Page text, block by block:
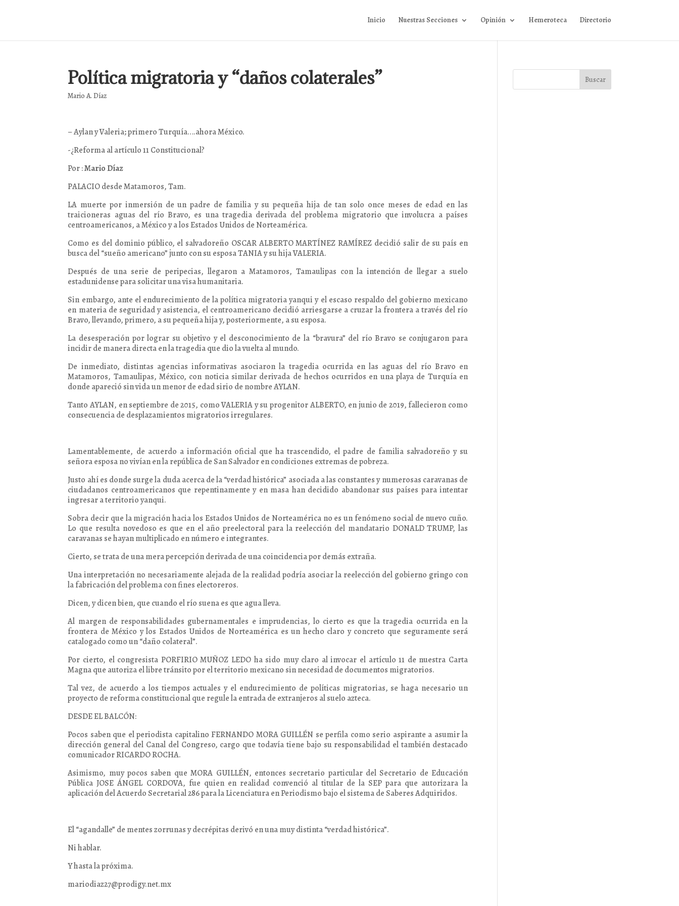
Inicio Nuestras Secciones Opinión Hemeroteca Directorio
Política migratoria y “daños colaterales”
Mario A. Díaz
– Aylan y Valeria; primero Turquía….ahora México.
-¿Reforma al artículo 11 Constitucional?
Por :Mario Díaz
PALACIO desde Matamoros, Tam.
LA muerte por inmersión de un padre de familia y su pequeña hija de tan solo once meses de edad en las
traicioneras aguas del río Bravo, es una tragedia derivada del problema migratorio que involucra a países
centroamericanos, a México y a los Estados Unidos de Norteamérica.
Como es del dominio público, el salvadoreño OSCAR ALBERTO MARTÍNEZ RAMÍREZ decidió salir de su país en
busca del “sueño americano” junto con su esposa TANIA y su hija VALERIA.
Después de una serie de peripecias, llegaron a Matamoros, Tamaulipas con la intención de llegar a suelo
estadunidense para solicitar una visa humanitaria.
Sin embargo, ante el endurecimiento de la política migratoria yanqui y el escaso respaldo del gobierno mexicano
en materia de seguridad y asistencia, el centroamericano decidió arriesgarse a cruzar la frontera a través del río
Bravo, llevando, primero, a su pequeña hija y, posteriormente, a su esposa.
La desesperación por lograr su objetivo y el desconocimiento de la “bravura” del río Bravo se conjugaron para
incidir de manera directa en la tragedia que dio la vuelta al mundo.
De inmediato, distintas agencias informativas asociaron la tragedia ocurrida en las aguas del río Bravo en
Matamoros, Tamaulipas, México, con noticia similar derivada de hechos ocurridos en una playa de Turquía en
donde apareció sin vida un menor de edad sirio de nombre AYLAN.
Tanto AYLAN, en septiembre de 2015, como VALERIA y su progenitor ALBERTO, en junio de 2019, fallecieron como
consecuencia de desplazamientos migratorios irregulares.
Lamentablemente, de acuerdo a información oficial que ha trascendido, el padre de familia salvadoreño y su
señora esposa no vivían en la república de San Salvador en condiciones extremas de pobreza.
Justo ahí es donde surge la duda acerca de la “verdad histórica” asociada a las constantes y numerosas caravanas de
ciudadanos centroamericanos que repentinamente y en masa han decidido abandonar sus países para intentar
ingresar a territorio yanqui.
Sobra decir que la migración hacia los Estados Unidos de Norteamérica no es un fenómeno social de nuevo cuño.
Lo que resulta novedoso es que en el año preelectoral para la reelección del mandatario DONALD TRUMP, las
caravanas se hayan multiplicado en número e integrantes.
Cierto, se trata de una mera percepción derivada de una coincidencia por demás extraña.
Una interpretación no necesariamente alejada de la realidad podría asociar la reelección del gobierno gringo con
la fabricación del problema con fines electoreros.
Dicen, y dicen bien, que cuando el río suena es que agua lleva.
Al margen de responsabilidades gubernamentales e imprudencias, lo cierto es que la tragedia ocurrida en la
frontera de México y los Estados Unidos de Norteamérica es un hecho claro y concreto que seguramente será
catalogado como un “daño colateral”.
Por cierto, el congresista PORFIRIO MUÑOZ LEDO ha sido muy claro al invocar el artículo 11 de nuestra Carta
Magna que autoriza el libre tránsito por el territorio mexicano sin necesidad de documentos migratorios.
Tal vez, de acuerdo a los tiempos actuales y el endurecimiento de políticas migratorias, se haga necesario un
proyecto de reforma constitucional que regule la entrada de extranjeros al suelo azteca.
DESDE EL BALCÓN:
Pocos saben que el periodista capitalino FERNANDO MORA GUILLÉN se perfila como serio aspirante a asumir la
dirección general del Canal del Congreso, cargo que todavía tiene bajo su responsabilidad el también destacado
comunicador RICARDO ROCHA.
Asimismo, muy pocos saben que MORA GUILLÉN, entonces secretario particular del Secretario de Educación
Pública JOSE ÁNGEL CORDOVA, fue quien en realidad convenció al titular de la SEP para que autorizara la
aplicación del Acuerdo Secretarial 286 para la Licenciatura en Periodismo bajo el sistema de Saberes Adquiridos.
El “agandalle” de mentes zorrunas y decrépitas derivó en una muy distinta “verdad histórica”.
Ni hablar.
Y hasta la próxima.
mariodiaz27@prodigy.net.mx